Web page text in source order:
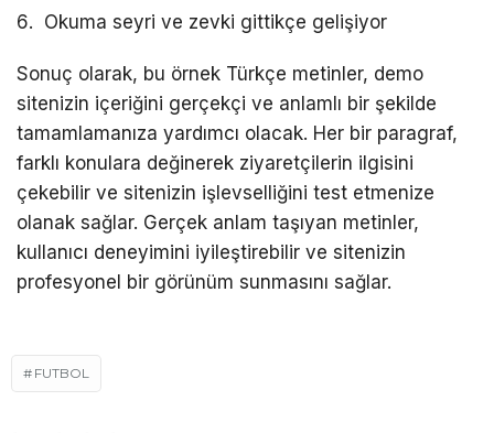
Okuma seyri ve zevki gittikçe gelişiyor
Sonuç olarak, bu örnek Türkçe metinler, demo
sitenizin içeriğini gerçekçi ve anlamlı bir şekilde
tamamlamanıza yardımcı olacak. Her bir paragraf,
farklı konulara değinerek ziyaretçilerin ilgisini
çekebilir ve sitenizin işlevselliğini test etmenize
olanak sağlar. Gerçek anlam taşıyan metinler,
kullanıcı deneyimini iyileştirebilir ve sitenizin
profesyonel bir görünüm sunmasını sağlar.
FUTBOL